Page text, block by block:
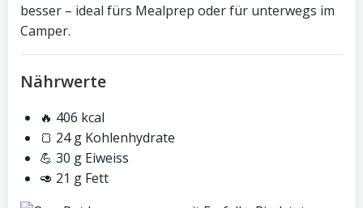
besser – ideal fürs Mealprep oder für unterwegs im
Camper.
Nährwerte
🔥 406 kcal
🍞 24 g Kohlenhydrate
💪 30 g Eiweiss
🥑 21 g Fett